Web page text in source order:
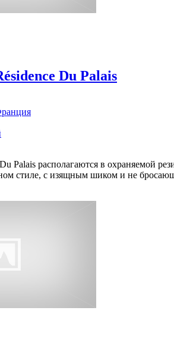
Du Palais
Palais располагаются в охраняемой
стиле, с изящным шиком и не